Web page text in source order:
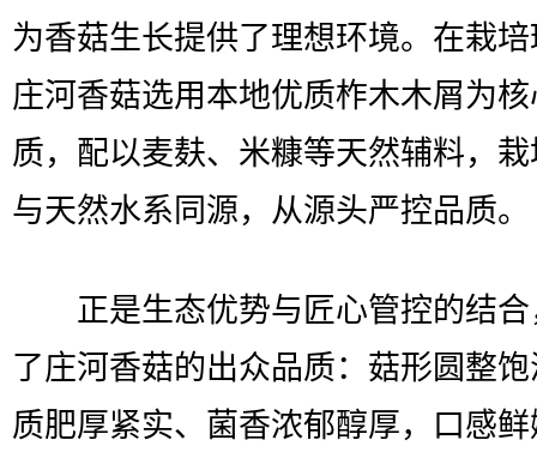
为香菇生长提供了理想环境。在栽
庄河香菇选用本地优质柞木木屑为
质，配以麦麸、米糠等天然辅料，
与天然水系同源，从源头严控品质。
正是生态优势与匠心管控的结合
了庄河香菇的出众品质：菇形圆整
质肥厚紧实、菌香浓郁醇厚，口感